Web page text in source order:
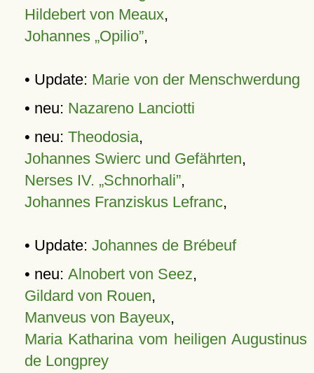
Hildebert von Meaux,
Johannes „Opilio”,
• Update: Marie von der Menschwerdung
• neu: Nazareno Lanciotti
• neu: Theodosia,
Johannes Swierc und Gefährten,
Nerses IV. „Schnorhali”,
Johannes Franziskus Lefranc,
• Update: Johannes de Brébeuf
• neu: Alnobert von Seez,
Gildard von Rouen,
Manveus von Bayeux,
Maria Katharina vom heiligen Augustinus
de Longprey